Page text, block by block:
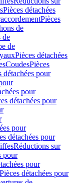
Pièces détachées
Pièces
de
de
de
Pièces détachées
CoudesPièces
détachées pour
pour
détachées pour
pour
détachées pour
Réductions sur
pour
pour
Pièces détachées pour